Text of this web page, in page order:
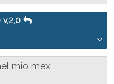
mio mex